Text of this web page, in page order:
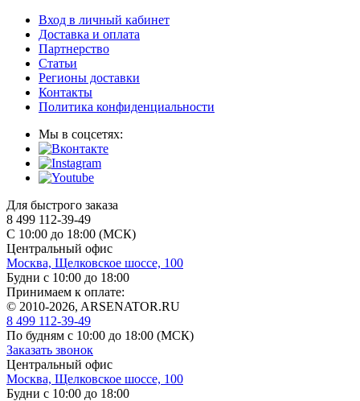
Вход в личный кабинет
Доставка и оплата
Партнерство
Статьи
Регионы доставки
Контакты
Политика конфиденциальности
Мы в соцсетях:
Для быстрого заказа
8 499 112-39-49
С 10:00 до 18:00 (МСК)
Центральный офис
Москва, Щелковское шоссе, 100
Будни с 10:00 до 18:00
Принимаем к оплате:
© 2010-2026, ARSENATOR.RU
8 499 112-39-49
По будням с 10:00 до 18:00 (МСК)
Заказать звонок
Центральный офис
Москва, Щелковское шоссе, 100
Будни с 10:00 до 18:00